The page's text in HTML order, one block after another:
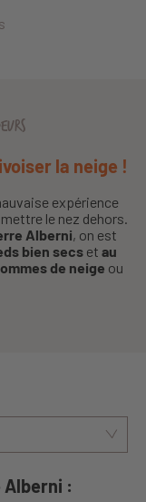
la neige !
expérience
le nez dehors.
Alberni, on est
bien secs et au
de neige ou
: